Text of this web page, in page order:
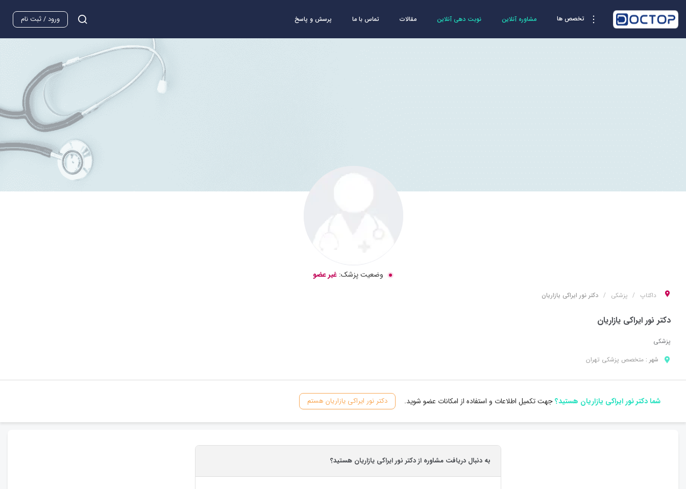
تخصص ها مشاوره آنلاین نوبت دهی آنلاین مقالات تماس با ما پرسش و پاسخ ورود / ثبت نام
وضعیت پزشک: غیر عضو
داکتاپ پزشکی دکتر نور ایراکی یازاریان
دکتر نور ایراکی یازاریان
پزشکی
شهر : متخصص پزشکی تهران
شما دکتر نور ایراکی یازاریان هستید؟جهت تکمیل اطلاعات و استفاده از امکانات عضو شوید. دکتر نور ایراکی یازاریان هستم
به دنبال دریافت مشاوره از دکتر نور ایراکی یازاریان هستید؟